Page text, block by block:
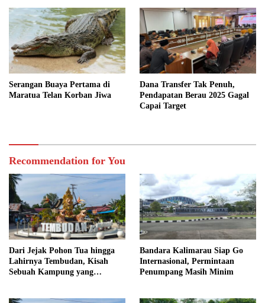
Serangan Buaya Pertama di
Maratua Telan Korban Jiwa
Dana Transfer Tak Penuh,
Pendapatan Berau 2025 Gagal
Capai Target
Recommendation for You
Dari Jejak Pohon Tua hingga
Lahirnya Tembudan, Kisah
Sebuah Kampung yang
Bandara Kalimarau Siap Go
Internasional, Permintaan
Penumpang Masih Minim